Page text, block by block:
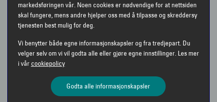
22 PRODUKTER
Vis bare nyheter
Sorter etter Anbefalt
VIS FILTER
markedsføringen vår. Noen cookies er nødvendige for at nettsiden
skal fungere, mens andre hjelper oss med å tilpasse og skreddersy
tjenesten best mulig for deg.
Vi benytter både egne informasjonskapsler og fra tredjepart. Du
velger selv om vi vil godta alle eller gjøre egne innstillinger. Les mer
i vår cookiepolicy
Godta alle informasjonskapsler